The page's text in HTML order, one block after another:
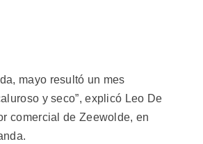
mayo resultó un mes
y seco”, explicó Leo De
comercial de Zeewolde, en